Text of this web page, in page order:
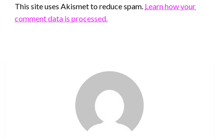
This site uses Akismet to reduce spam. Learn how your
comment data is processed.